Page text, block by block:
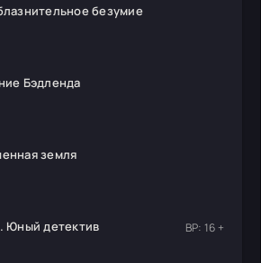
безумие
Бэдленда
земля
Юный детектив ВР: 16 +